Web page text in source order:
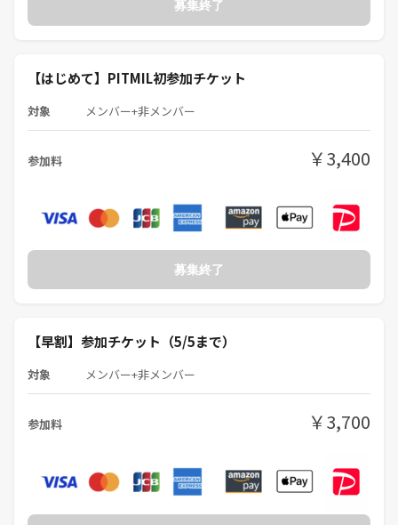
❼新規とリピーターの比率は？
→新規:リピーター=5:5ぐらいです
❾初心者と経験者の比率は？
→初心者:経験者=9:1
➓友だちできる？
違います！
【PITMILのルール】
②ストップウォッチ使用禁止
③ 初対面の人には『さん』付け
🍻🍻🍻🍻🍻🍻🍻🍻
🙆‍♂️こんなあなたにオススメ🙆‍♂️
①友達がほしい！
②パーティーゲームやってみたい！
⑤友だち欲しいな。
🙅‍♀️こんな人は向いてない🙅‍♀️
募集終了
【はじめて】PITMIL初参加チケット
対象 メンバー+非メンバー
参加料 ￥3,400
募集終了
【早割】参加チケット（5/5まで）
対象 メンバー+非メンバー
参加料 ￥3,700